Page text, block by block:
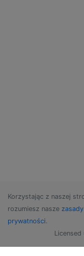
Korzystając z naszej
rozumiesz nasze
prywatności.
Licensed